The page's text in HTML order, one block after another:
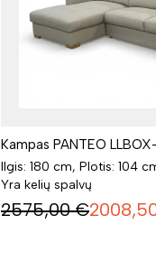
Kampas PANTEO
Ilgis: 180 cm, Plotis: 104
Yra kelių spalvų
2575,00 €